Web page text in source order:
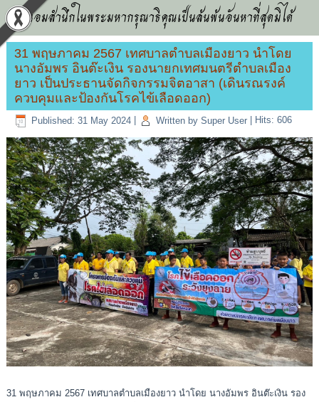
น้อมสำนึกในพระมหากรุณาธิคุณเป็นล้นพ้นอันหาที่สุดมิได้
31 พฤษภาคม 2567 เทศบาลตำบลเมืองยาว นำโดย
นางอัมพร อินต๊ะเงิน รองนายกเทศมนตรีตำบลเมือง
ยาว เป็นประธานจัดกิจกรรมจิตอาสา (เดินรณรงค์
ควบคุมและป้องกันโรคไข้เลือดออก)
Published: 31 May 2024 Written by Super User Hits: 606
31 พฤษภาคม 2567 เทศบาลตำบลเมืองยาว นำโดย นางอัมพร อินต๊ะเงิน รอง